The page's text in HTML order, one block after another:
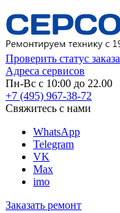
Проверить статус заказа
Адреса сервисов
Пн-Вс с 10:00 до 22.00
+7 (495) 967-38-72
Свяжитесь с нами
WhatsApp
Telegram
VK
Max
imo
Заказать ремонт